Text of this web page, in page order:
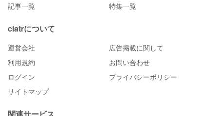
記事一覧 特集一覧
ciatrについて
運営会社
広告掲載に関して
利用規約
お問い合わせ
ログイン
プライバシーポリシー
サイトマップ
関連サービス